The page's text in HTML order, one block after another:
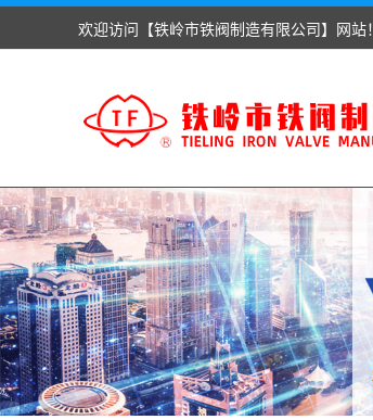
欢迎访问【铁岭市铁阀制造有限公司】网站！